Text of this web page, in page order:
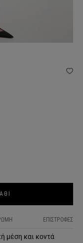
ΕΠΙΣΤΡΟΦΕΣ
μέση και κοντά